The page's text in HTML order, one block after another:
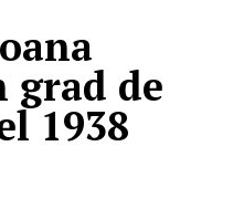
grad de
1938